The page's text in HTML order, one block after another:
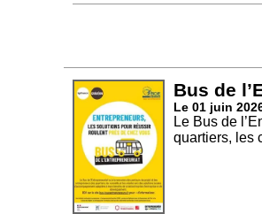
Bus de
Le 01 juin
Le Bus de
quartiers, les